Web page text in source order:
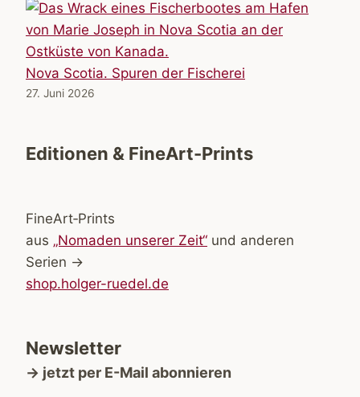
Nova Scotia. Spuren der Fischerei
27. Juni 2026
Editionen & FineArt-Prints
FineArt‑Prints
aus „Nomaden unserer Zeit“ und anderen
Serien →
shop.holger-ruedel.de
Newsletter
→ jetzt per E-Mail abonnieren